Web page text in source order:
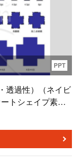
PPT
透過性）（ネイビ
トシェイプ素材
関してさまざま
作成時に便利で